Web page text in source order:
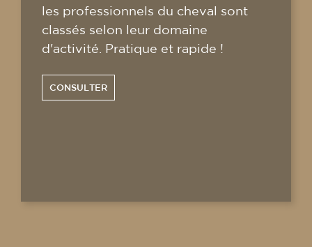
les professionnels du cheval sont
classés selon leur domaine
d'activité. Pratique et rapide !
CONSULTER